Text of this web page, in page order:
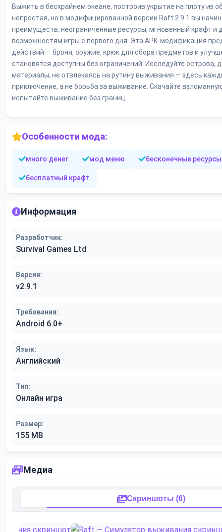
Выжить в бескрайнем океане, построив укрытие на плоту из
непростая, но в модифицированной версии Raft 2.9.1 вы
преимуществ: неограниченные ресурсы, мгновенный крафт и
возможностям игры с первого дня. Эта APK-модификация
действий — броня, оружие, крюк для сбора предметов и
становятся доступны без ограничений. Исследуйте острова,
материалы, не отвлекаясь на рутину выживания — здесь
приключение, а не борьба за выживание. Скачайте
испытайте выживание без границ.
Особенности мода:
много денег мод меню бесконечные ресурсы
бесплатный крафт
Информация
Разработчик:
Survival Games Ltd
Версия:
v2.9.1
Требования:
Android 6.0+
Язык:
Английский
Тип:
Онлайн игра
Размер:
155 MB
Медиа
Скриншоты (6)